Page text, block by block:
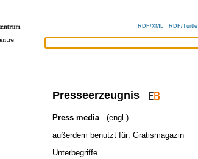
RDF/XML RDF/Turtle
Presseerzeugnis
Press media
(engl.)
außerdem benutzt für: Gratismagazin
Unterbegriffe